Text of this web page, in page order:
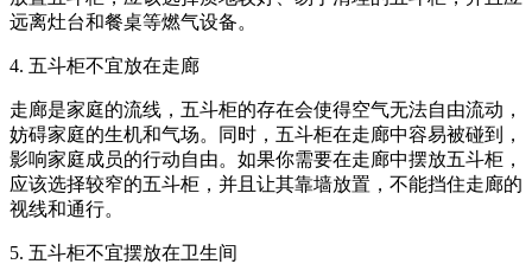
远离灶台和餐桌等燃气设备。
4. 五斗柜不宜放在走廊
走廊是家庭的流线，五斗柜的存在会使得空气无法自由流动，
妨碍家庭的生机和气场。同时，五斗柜在走廊中容易被碰到，
影响家庭成员的行动自由。如果你需要在走廊中摆放五斗柜，
应该选择较窄的五斗柜，并且让其靠墙放置，不能挡住走廊的
视线和通行。
5. 五斗柜不宜摆放在卫生间